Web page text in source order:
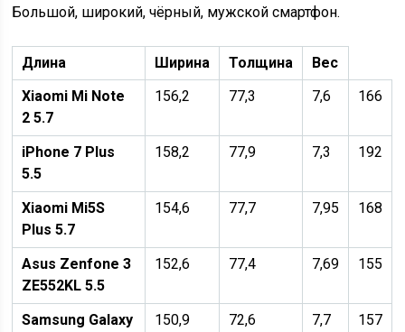
Большой, широкий, чёрный, мужской смартфон.
Длина Ширина Толщина
Вес
Xiaomi Mi Note
2 5.7
156,2 77,3 7,6 166
iPhone 7 Plus
5.5
158,2 77,9 7,3 192
Xiaomi Mi5S
Plus 5.7
154,6 77,7 7,95 168
Asus Zenfone 3
ZE552KL 5.5
152,6 77,4 7,69 155
Samsung Galaxy
150,9 72,6 7,7 157